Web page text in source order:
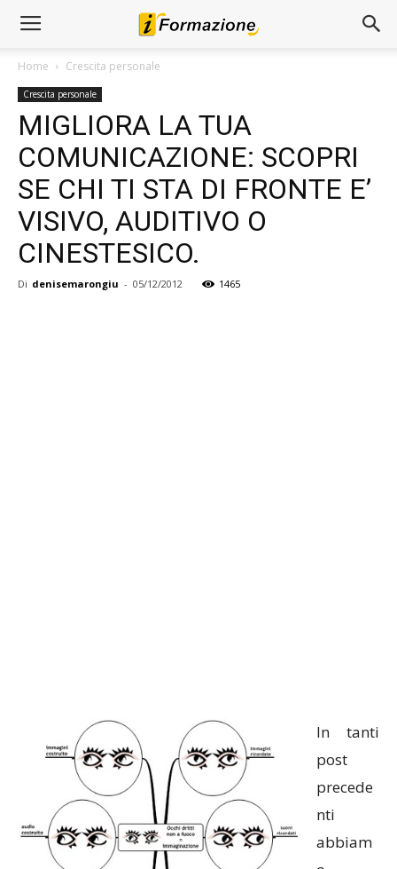
Home Crescita personale
Crescita personale
MIGLIORA LA TUA
COMUNICAZIONE: SCOPRI
SE CHI TI STA DI FRONTE E’
VISIVO, AUDITIVO O
CINESTESICO.
Di denisemarongiu - 05/12/2012 1465
In tanti
post
precede
nti
abbiam